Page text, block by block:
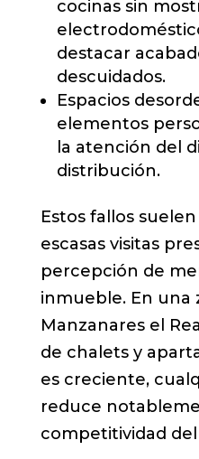
cocinas sin
destacar
descuidados.
Espacios
elementos
la atención del
distribución.
Estos fallos
escasas visitas
percepción de
inmueble. En una
Manzanares el
de chalets y
es creciente,
reduce
competitividad